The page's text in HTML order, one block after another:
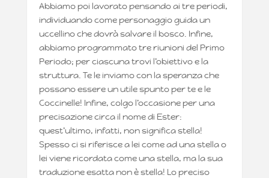
Abbiamo poi lavorato pensando ai tre periodi,
individuando come personaggio guida un
uccellino che dovrà salvare il bosco. Infine,
abbiamo programmato tre riunioni del Primo
Periodo; per ciascuna trovi l’obiettivo e la
struttura. Te le inviamo con la speranza che
possano essere un utile spunto per te e le
Coccinelle! Infine, colgo l’occasione per una
precisazione circa il nome di Ester:
quest’ultimo, infatti, non significa stella!
Spesso ci si riferisce a lei come ad una stella o
lei viene ricordata come una stella, ma la sua
traduzione esatta non è stella! Lo preciso